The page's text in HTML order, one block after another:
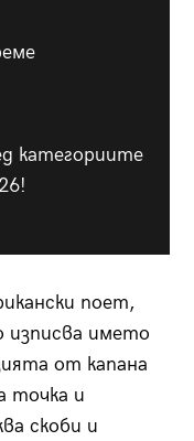
категориите
поет,
изписва името
от капана
точка и
скоби и